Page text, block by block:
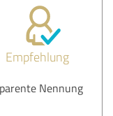
Empfehlung
Nennung